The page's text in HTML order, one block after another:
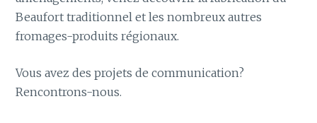
Beaufort traditionnel et les nombreux autres
fromages-produits régionaux.
Vous avez des projets de communication?
Rencontrons-nous.